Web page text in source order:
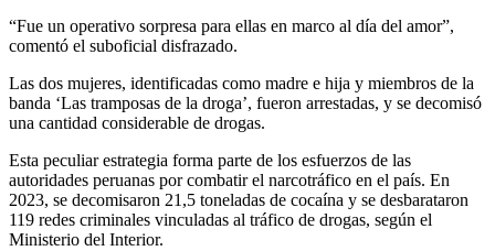
“Fue un operativo sorpresa para ellas en marco al día del amor”,
comentó el suboficial disfrazado.
Las dos mujeres, identificadas como madre e hija y miembros de la
banda ‘Las tramposas de la droga’, fueron arrestadas, y se decomisó
una cantidad considerable de drogas.
Esta peculiar estrategia forma parte de los esfuerzos de las
autoridades peruanas por combatir el narcotráfico en el país. En
2023, se decomisaron 21,5 toneladas de cocaína y se desbarataron
119 redes criminales vinculadas al tráfico de drogas, según el
Ministerio del Interior.